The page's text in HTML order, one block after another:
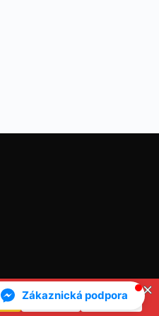
Zákaznická podpora